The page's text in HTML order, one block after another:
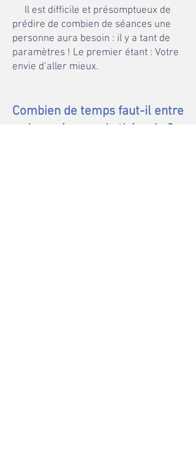
Il est difficile et présomptueux de
prédire de combien de séances une
personne aura besoin : il y a tant de
paramètres ! Le premier étant : Votre
envie d’aller mieux.
Combien de temps faut-il entre
deux séances de thérapie ?